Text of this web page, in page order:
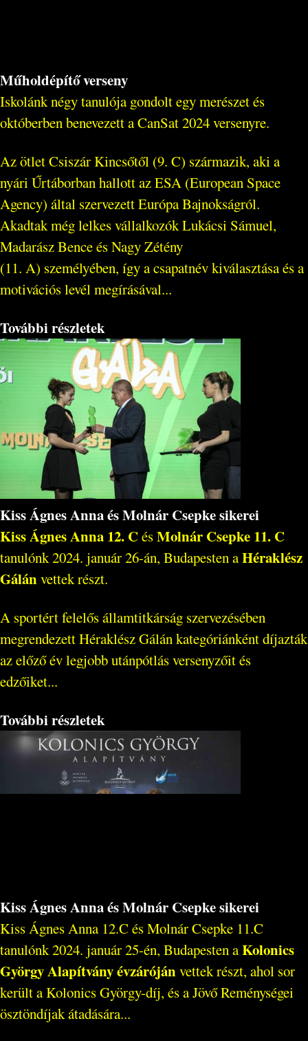
Műholdépítő verseny
Iskolánk négy tanulója gondolt egy merészet és
októberben benevezett a CanSat 2024 versenyre.
Az ötlet Csiszár Kincsőtől (9. C) származik, aki a
nyári Űrtáborban hallott az ESA (European Space
Agency) által szervezett Európa Bajnokságról.
Akadtak még lelkes vállalkozók Lukácsi Sámuel,
Madarász Bence és Nagy Zétény
(11. A) személyében, így a csapatnév kiválasztása és a
motivációs levél megírásával...
További részletek
Kiss Ágnes Anna és Molnár Csepke sikerei
Kiss Ágnes Anna 12. C ésMolnár Csepke 11. C
tanulónk 2024. január 26-án, Budapesten aHéraklész
Gálánvettek részt.
A sportért felelős államtitkárság szervezésében
megrendezett Héraklész Gálán kategóriánként díjazták
az előző év legjobb utánpótlás versenyzőit és
edzőiket...
További részletek
Kiss Ágnes Anna és Molnár Csepke sikerei
Kiss Ágnes Anna 12.C és Molnár Csepke 11.C
tanulónk 2024. január 25-én, Budapesten aKolonics
György Alapítvány évzárójánvettek részt, ahol sor
került a Kolonics György-díj, és a Jövő Reménységei
ösztöndíjak átadására...